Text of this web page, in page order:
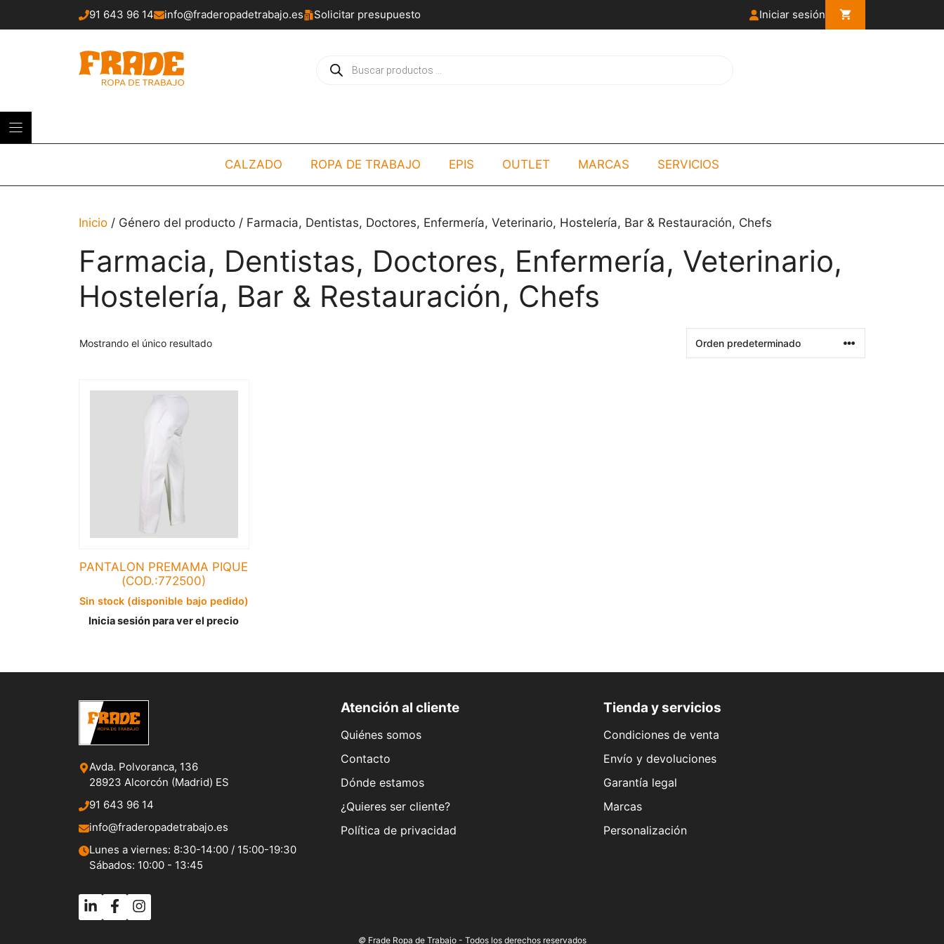
91 643 96 14 info@fraderopadetrabajo.es Solicitar presupuesto Iniciar sesión
Búsqueda
de
CALZADO ROPA DE TRABAJO EPIS OUTLET MARCAS SERVICIOS
Inicio / Género del producto / Farmacia, Dentistas, Doctores, Enfermería, Veterinario, Hostelería, Bar & Restauración, Chefs
Farmacia, Dentistas, Doctores, Enfermería, Veterinario,
Hostelería, Bar & Restauración, Chefs
Mostrando el único resultado
PANTALON PREMAMA PIQUE
(COD.:772500)
Sin stock (disponible bajo pedido)
Inicia sesión para ver el precio
Avda. Polvoranca, 136
28923 Alcorcón (Madrid) ES
91 643 96 14
info@fraderopadetrabajo.es
Lunes a viernes: 8:30-14:00 / 15:00-19:30
Sábados: 10:00 - 13:45
Atención al cliente
Quiénes somos
Contacto
Dónde estamos
¿Quieres ser cliente?
Política de privacidad
Tienda y servicios
Condiciones de venta
Envío y devoluciones
Garantía legal
Marcas
Personalización
©Frade Ropa de Trabajo - Todos los derechos reservados